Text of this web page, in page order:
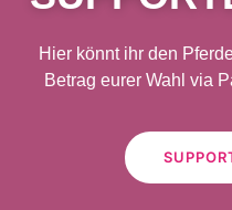
Hier könnt ihr den
Betrag eurer Wahl via